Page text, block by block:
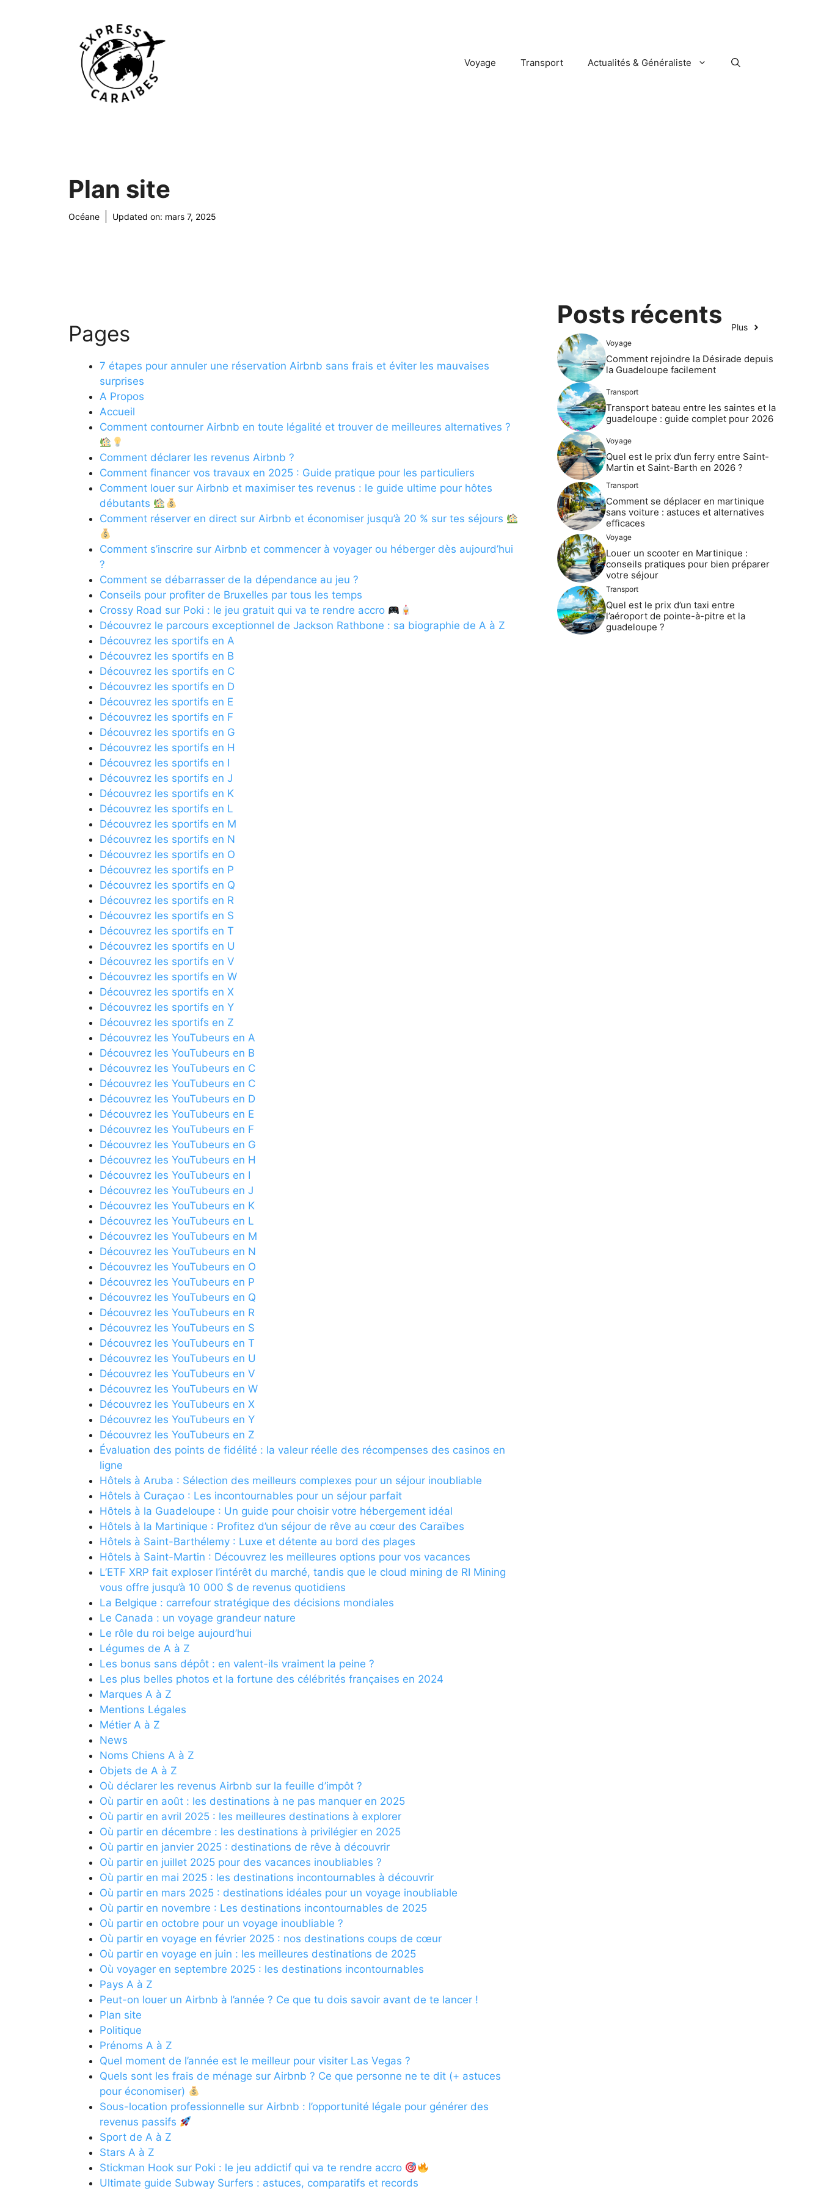
Voyage Transport Actualités & Généraliste
Plan site
Océane Updated on: mars 7, 2025
Pages
7 étapes pour annuler une réservation Airbnb sans frais et éviter les mauvaises
surprises
A Propos
Accueil
Comment contourner Airbnb en toute légalité et trouver de meilleures alternatives ?
Comment déclarer les revenus Airbnb ?
Comment financer vos travaux en 2025 : Guide pratique pour les particuliers
Comment louer sur Airbnb et maximiser tes revenus : le guide ultime pour hôtes
débutants
Comment réserver en direct sur Airbnb et économiser jusqu’à 20 % sur tes séjours
Comment s’inscrire sur Airbnb et commencer à voyager ou héberger dès aujourd’hui
?
Comment se débarrasser de la dépendance au jeu ?
Conseils pour profiter de Bruxelles par tous les temps
Crossy Road sur Poki : le jeu gratuit qui va te rendre accro
Découvrez le parcours exceptionnel de Jackson Rathbone : sa biographie de A à Z
Découvrez les sportifs en A
Découvrez les sportifs en B
Découvrez les sportifs en C
Découvrez les sportifs en D
Découvrez les sportifs en E
Découvrez les sportifs en F
Découvrez les sportifs en G
Découvrez les sportifs en H
Découvrez les sportifs en I
Découvrez les sportifs en J
Découvrez les sportifs en K
Découvrez les sportifs en L
Découvrez les sportifs en M
Découvrez les sportifs en N
Découvrez les sportifs en O
Découvrez les sportifs en P
Découvrez les sportifs en Q
Découvrez les sportifs en R
Découvrez les sportifs en S
Découvrez les sportifs en T
Découvrez les sportifs en U
Découvrez les sportifs en V
Découvrez les sportifs en W
Découvrez les sportifs en X
Découvrez les sportifs en Y
Découvrez les sportifs en Z
Découvrez les YouTubeurs en A
Découvrez les YouTubeurs en B
Découvrez les YouTubeurs en C
Découvrez les YouTubeurs en C
Découvrez les YouTubeurs en D
Découvrez les YouTubeurs en E
Découvrez les YouTubeurs en F
Découvrez les YouTubeurs en G
Découvrez les YouTubeurs en H
Découvrez les YouTubeurs en I
Découvrez les YouTubeurs en J
Découvrez les YouTubeurs en K
Découvrez les YouTubeurs en L
Découvrez les YouTubeurs en M
Découvrez les YouTubeurs en N
Découvrez les YouTubeurs en O
Découvrez les YouTubeurs en P
Découvrez les YouTubeurs en Q
Découvrez les YouTubeurs en R
Découvrez les YouTubeurs en S
Découvrez les YouTubeurs en T
Découvrez les YouTubeurs en U
Découvrez les YouTubeurs en V
Découvrez les YouTubeurs en W
Découvrez les YouTubeurs en X
Découvrez les YouTubeurs en Y
Découvrez les YouTubeurs en Z
Évaluation des points de fidélité : la valeur réelle des récompenses des casinos en
ligne
Hôtels à Aruba : Sélection des meilleurs complexes pour un séjour inoubliable
Hôtels à Curaçao : Les incontournables pour un séjour parfait
Hôtels à la Guadeloupe : Un guide pour choisir votre hébergement idéal
Hôtels à la Martinique : Profitez d’un séjour de rêve au cœur des Caraïbes
Hôtels à Saint-Barthélemy : Luxe et détente au bord des plages
Hôtels à Saint-Martin : Découvrez les meilleures options pour vos vacances
L’ETF XRP fait exploser l’intérêt du marché, tandis que le cloud mining de RI Mining
vous offre jusqu’à 10 000 $ de revenus quotidiens
La Belgique : carrefour stratégique des décisions mondiales
Le Canada : un voyage grandeur nature
Le rôle du roi belge aujourd’hui
Légumes de A à Z
Les bonus sans dépôt : en valent-ils vraiment la peine ?
Les plus belles photos et la fortune des célébrités françaises en 2024
Marques A à Z
Mentions Légales
Métier A à Z
News
Noms Chiens A à Z
Objets de A à Z
Où déclarer les revenus Airbnb sur la feuille d’impôt ?
Où partir en août : les destinations à ne pas manquer en 2025
Où partir en avril 2025 : les meilleures destinations à explorer
Où partir en décembre : les destinations à privilégier en 2025
Où partir en janvier 2025 : destinations de rêve à découvrir
Où partir en juillet 2025 pour des vacances inoubliables ?
Où partir en mai 2025 : les destinations incontournables à découvrir
Où partir en mars 2025 : destinations idéales pour un voyage inoubliable
Où partir en novembre : Les destinations incontournables de 2025
Où partir en octobre pour un voyage inoubliable ?
Où partir en voyage en février 2025 : nos destinations coups de cœur
Où partir en voyage en juin : les meilleures destinations de 2025
Où voyager en septembre 2025 : les destinations incontournables
Pays A à Z
Peut-on louer un Airbnb à l’année ? Ce que tu dois savoir avant de te lancer !
Plan site
Politique
Prénoms A à Z
Quel moment de l’année est le meilleur pour visiter Las Vegas ?
Quels sont les frais de ménage sur Airbnb ? Ce que personne ne te dit (+ astuces
pour économiser)
Sous-location professionnelle sur Airbnb : l’opportunité légale pour générer des
revenus passifs
Sport de A à Z
Stars A à Z
Stickman Hook sur Poki : le jeu addictif qui va te rendre accro
Ultimate guide Subway Surfers : astuces, comparatifs et records
Posts récents Plus
Voyage
Comment rejoindre la Désirade depuis
la Guadeloupe facilement
Transport
Transport bateau entre les saintes et la
guadeloupe : guide complet pour 2026
Voyage
Quel est le prix d’un ferry entre Saint-
Martin et Saint-Barth en 2026 ?
Transport
Comment se déplacer en martinique
sans voiture : astuces et alternatives
efficaces
Voyage
Louer un scooter en Martinique :
conseils pratiques pour bien préparer
votre séjour
Transport
Quel est le prix d’un taxi entre
l’aéroport de pointe-à-pitre et la
guadeloupe ?